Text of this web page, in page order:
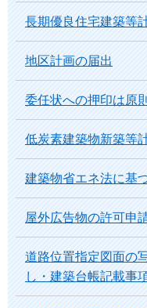
長期優良住宅建築等
地区計画の届出
委任状への押印は原
低炭素建築物新築等
建築物省エネ法に基
屋外広告物の許可申
道路位置指定図面の
し・建築台帳記載事